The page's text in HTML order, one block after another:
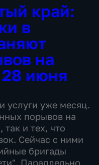
край:
в
на
июня
услуги уже месяц.
порывов на
так и тех, что
Сейчас с ними
бригады
Параллельно